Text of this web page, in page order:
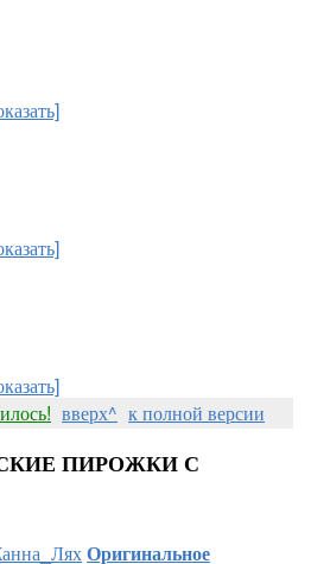
вверх^ к полной версии
ПИРОЖКИ С
Оригинальное